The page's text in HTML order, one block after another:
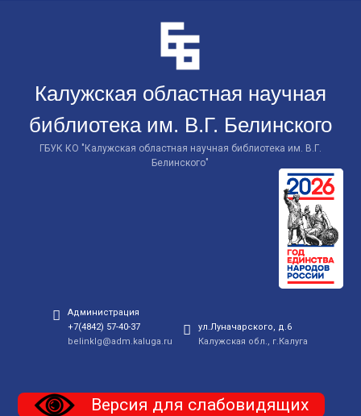
Калужская областная научная
библиотека им. В.Г. Белинского
ГБУК КО "Калужская областная научная библиотека им. В.Г.
Белинского"
Администрация
+7(4842) 57-40-37
belinklg@adm.kaluga.ru
ул.Луначарского, д.6
Калужская обл., г.Калуга
Версия для слабовидящих